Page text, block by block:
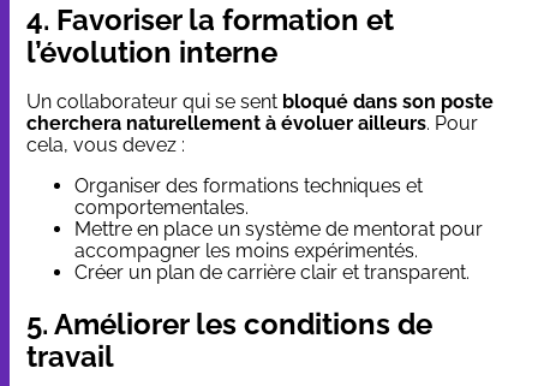
4. Favoriser la formation et
l’évolution interne
Un collaborateur qui se sent bloqué dans son poste
cherchera naturellement à évoluer ailleurs. Pour
cela, vous devez :
Organiser des formations techniques et
comportementales.
Mettre en place un système de mentorat pour
accompagner les moins expérimentés.
Créer un plan de carrière clair et transparent.
5. Améliorer les conditions de
travail